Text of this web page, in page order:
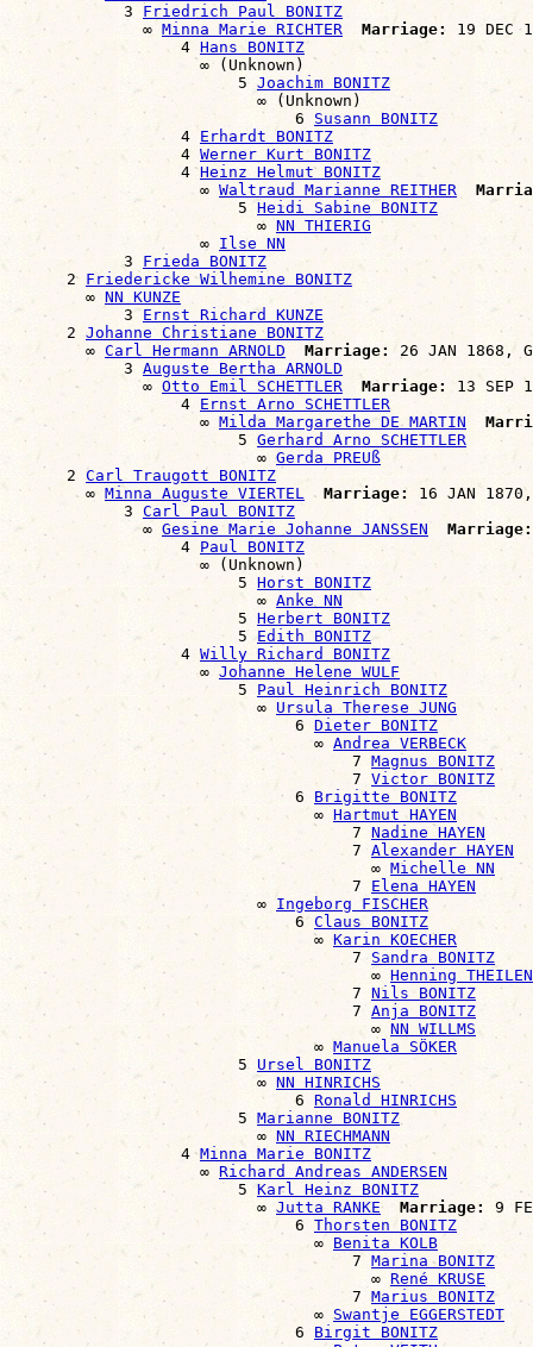
            3
Friedrich Paul BONITZ
              ∞
Minna Marie RICHTER Marriage: 19 DEC
                  4
Hans BONITZ
                    ∞ (Unknown)
                        5
Joachim BONITZ
                          ∞ (Unknown)
                              6
Susann BONITZ
                  4
Erhardt BONITZ
                  4
Werner Kurt BONITZ
                  4
Heinz Helmut BONITZ
                    ∞
Waltraud Marianne REITHER
                        5
Heidi Sabine BONITZ
                          ∞
NN THIERIG
                    ∞
Ilse NN
            3
Frieda BONITZ
      2
Friedericke Wilhemine BONITZ
        ∞
NN KUNZE
            3
Ernst Richard KUNZE
      2
Johanne Christiane BONITZ
        ∞
Carl Hermann ARNOLD Marriage: 26 JAN 1868,
            3
Auguste Bertha ARNOLD
              ∞
Otto Emil SCHETTLER Marriage:
13 SEP
                  4
Ernst Arno SCHETTLER
                    ∞
Milda Margarethe DE MARTIN
                        5
Gerhard Arno SCHETTLER
                          ∞
Gerda PREUß
      2
Carl Traugott BONITZ
        ∞
Minna Auguste VIERTEL Marriage:
16 JAN
            3
Carl Paul BONITZ
              ∞
Gesine Marie Johanne JANSSEN
Marriage:
                  4
Paul BONITZ
                    ∞ (Unknown)
                        5
Horst BONITZ
                          ∞
Anke NN
                        5
Herbert BONITZ
                        5
Edith BONITZ
                  4
Willy Richard BONITZ
                    ∞
Johanne Helene WULF
                        5
Paul Heinrich BONITZ
                          ∞
Ursula Therese JUNG
                              6
Dieter BONITZ
                                ∞
Andrea VERBECK
                                    7
Magnus BONITZ
                                    7
Victor BONITZ
                              6
Brigitte BONITZ
                                ∞
Hartmut HAYEN
                                    7
Nadine HAYEN
                                    7
Alexander HAYEN
                                      ∞
Michelle NN
                                    7
Elena HAYEN
                          ∞
Ingeborg FISCHER
                              6
Claus BONITZ
                                ∞
Karin KOECHER
                                    7
Sandra BONITZ
                                      ∞
Henning THEILEN
                                    7
Nils BONITZ
                                    7
Anja BONITZ
                                      ∞
NN WILLMS
                                ∞
Manuela SÖKER
                        5
Ursel BONITZ
                          ∞
NN HINRICHS
                              6
Ronald HINRICHS
                        5
Marianne BONITZ
                          ∞
NN RIECHMANN
                  4
Minna Marie BONITZ
                    ∞
Richard Andreas ANDERSEN
                        5
Karl Heinz BONITZ
                          ∞
Jutta RANKE Marriage:
9
                              6
Thorsten BONITZ
                                ∞
Benita KOLB
                                    7
Marina BONITZ
                                      ∞
René KRUSE
                                    7
Marius BONITZ
                                ∞
Swantje EGGERSTEDT
                              6
Birgit BONITZ